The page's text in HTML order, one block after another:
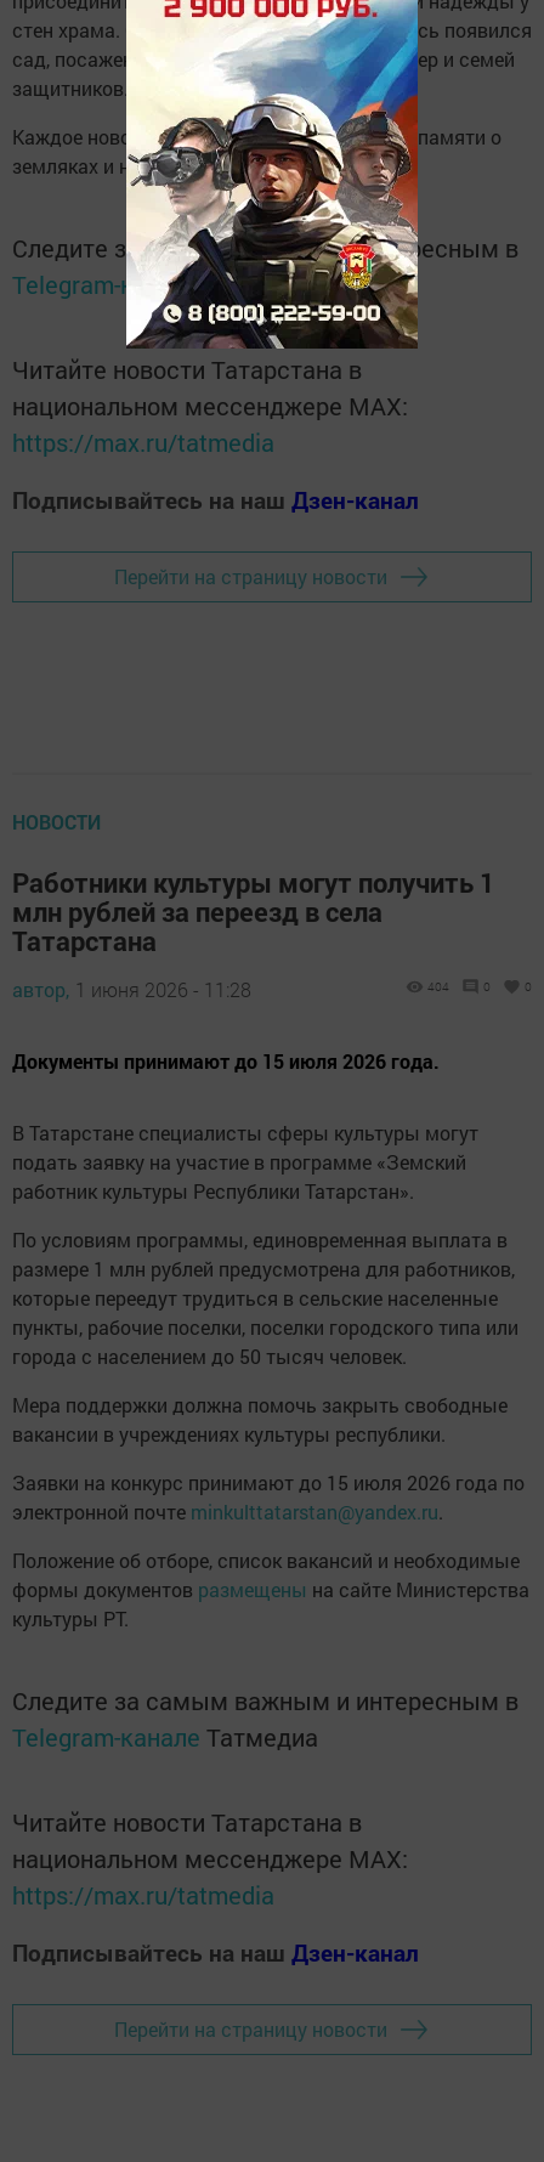
стен храма. Организаторы хотят, чтобы здесь появился
сад, посаженный руками матерей, жен, сестер и семей
защитников.
Каждое новое дерево станет знаком общей памяти о
земляках и надежды на мирное будущее.
Следите за самым важным и интересным в
Telegram-каналеТатмедиа
Читайте новости Татарстана в
национальном мессенджере MАХ:
https://max.ru/tatmedia
Подписывайтесь на наш Дзен-канал
Перейти на страницу новости
НОВОСТИ
Работники культуры могут получить 1
млн рублей за переезд в села
Татарстана
автор, 1 июня 2026 - 11:28 404 0 0
Документы принимают до 15 июля 2026 года.
В Татарстане специалисты сферы культуры могут
подать заявку на участие в программе «Земский
работник культуры Республики Татарстан».
По условиям программы, единовременная выплата в
размере 1 млн рублей предусмотрена для работников,
которые переедут трудиться в сельские населенные
пункты, рабочие поселки, поселки городского типа или
города с населением до 50 тысяч человек.
Мера поддержки должна помочь закрыть свободные
вакансии в учреждениях культуры республики.
Заявки на конкурс принимают до 15 июля 2026 года по
электронной почте minkulttatarstan@yandex.ru.
Положение об отборе, список вакансий и необходимые
формы документов размещены на сайте Министерства
культуры РТ.
Следите за самым важным и интересным в
Telegram-канале Татмедиа
Читайте новости Татарстана в
национальном мессенджере MАХ:
https://max.ru/tatmedia
Подписывайтесь на наш Дзен-канал
Перейти на страницу новости